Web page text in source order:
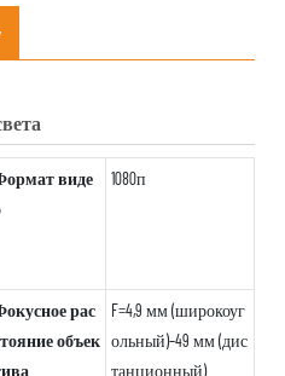
виде
1080п
рас
объек
F=4,9 мм (широкоуг
ольный)–49 мм (дис
танционный)